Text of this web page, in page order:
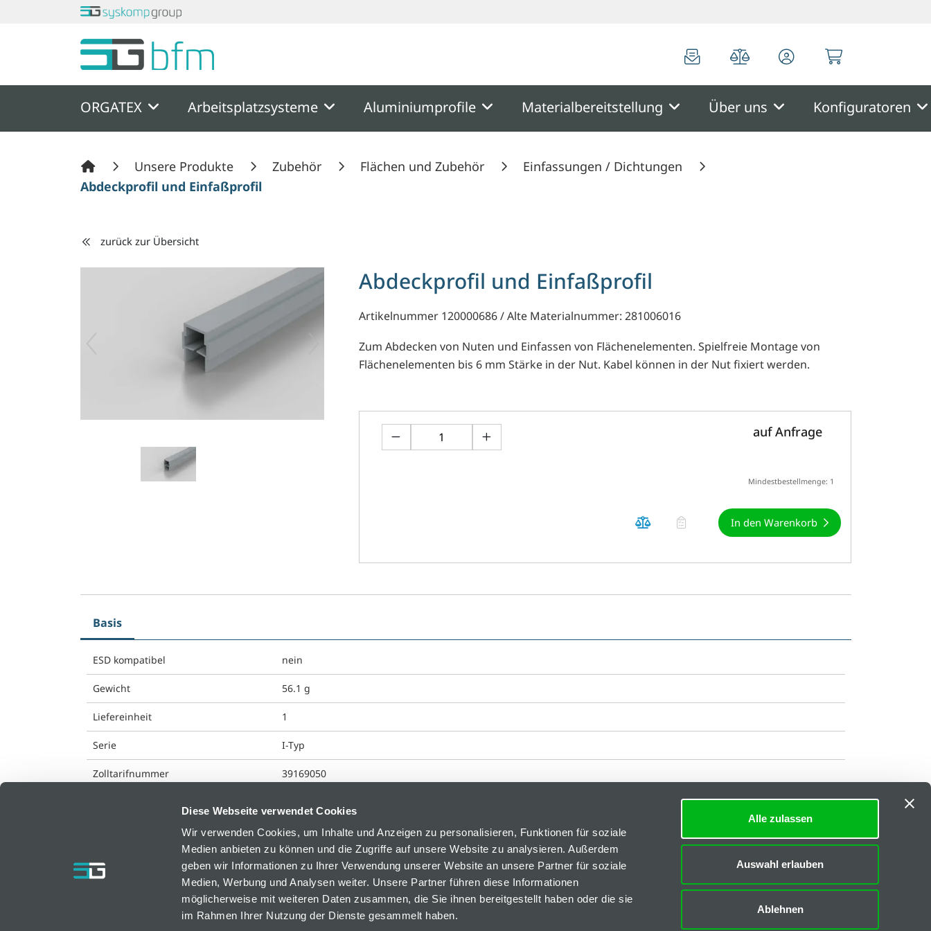
Diese Webseite verwendet Cookies
Wir verwenden Cookies, um Inhalte und Anzeigen zu personalisieren, Funktionen für soziale
Medien anbieten zu können und die Zugriffe auf unsere Website zu analysieren. Außerdem
geben wir Informationen zu Ihrer Verwendung unserer Website an unsere Partner für soziale
Medien, Werbung und Analysen weiter. Unsere Partner führen diese Informationen
möglicherweise mit weiteren Daten zusammen, die Sie ihnen bereitgestellt haben oder die sie
im Rahmen Ihrer Nutzung der Dienste gesammelt haben.
Alle zulassen
Auswahl erlauben
Ablehnen
Springe zu Hauptinhalt Springe zum Header
ORGATEX Arbeitsplatzsysteme Aluminiumprofile Materialbereitstellung Über uns Konfiguratoren
Unsere Produkte Zubehör Flächen und Zubehör
Einfassungen / Dichtungen
Abdeckprofil und Einfaßprofil
zurück zur Übersicht
Abdeckprofil und Einfaßprofil
Artikelnummer 120000686 / Alte Materialnummer: 281006016
Zum Abdecken von Nuten und Einfassen von Flächenelementen. Spielfreie Montage von
Flächenelementen bis 6 mm Stärke in der Nut. Kabel können in der Nut fixiert werden.
auf Anfrage
Mindestbestellmenge: 1
In den Warenkorb
Basis
ESD kompatibel nein
Gewicht 56.1 g
Liefereinheit 1
Serie I-Typ
Zolltarifnummer 39169050
bfm GmbH
AT-2752 Wöllersdorf, Österreich
Downloads
FAQs
CAD-Daten